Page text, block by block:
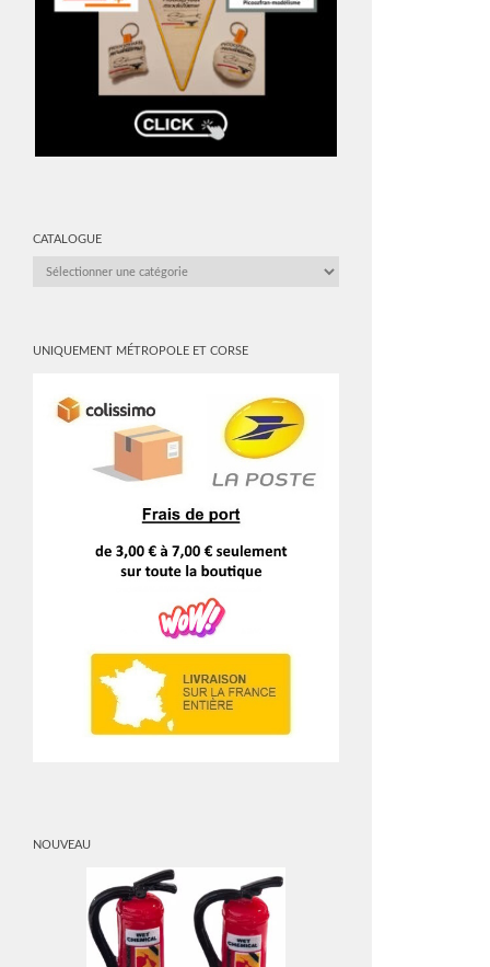
CATALOGUE
CATALOGUE
UNIQUEMENT MÉTROPOLE ET CORSE
NOUVEAU